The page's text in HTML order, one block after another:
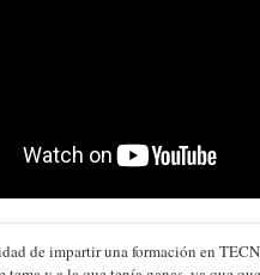
de impartir una formación en